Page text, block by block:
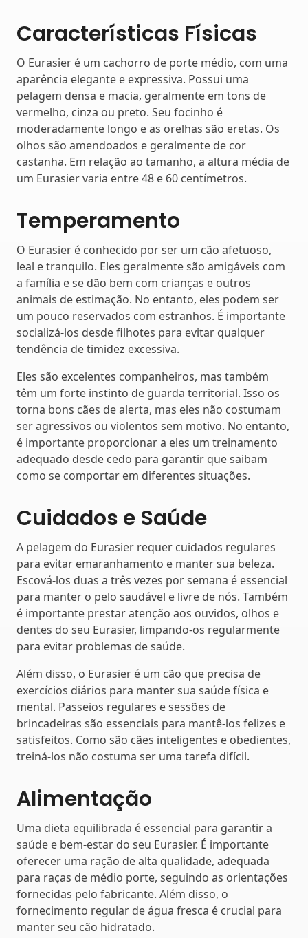
Características Físicas
O Eurasier é um cachorro de porte médio, com uma
aparência elegante e expressiva. Possui uma
pelagem densa e macia, geralmente em tons de
vermelho, cinza ou preto. Seu focinho é
moderadamente longo e as orelhas são eretas. Os
olhos são amendoados e geralmente de cor
castanha. Em relação ao tamanho, a altura média de
um Eurasier varia entre 48 e 60 centímetros.
Temperamento
O Eurasier é conhecido por ser um cão afetuoso,
leal e tranquilo. Eles geralmente são amigáveis ​​com
a família e se dão bem com crianças e outros
animais de estimação. No entanto, eles podem ser
um pouco reservados com estranhos. É importante
socializá-los desde filhotes para evitar qualquer
tendência de timidez excessiva.
Eles são excelentes companheiros, mas também
têm um forte instinto de guarda territorial. Isso os
torna bons cães de alerta, mas eles não costumam
ser agressivos ou violentos sem motivo. No entanto,
é importante proporcionar a eles um treinamento
adequado desde cedo para garantir que saibam
como se comportar em diferentes situações.
Cuidados e Saúde
A pelagem do Eurasier requer cuidados regulares
para evitar emaranhamento e manter sua beleza.
Escová-los duas a três vezes por semana é essencial
para manter o pelo saudável e livre de nós. Também
é importante prestar atenção aos ouvidos, olhos e
dentes do seu Eurasier, limpando-os regularmente
para evitar problemas de saúde.
Além disso, o Eurasier é um cão que precisa de
exercícios diários para manter sua saúde física e
mental. Passeios regulares e sessões de
brincadeiras são essenciais para mantê-los felizes e
satisfeitos. Como são cães inteligentes e obedientes,
treiná-los não costuma ser uma tarefa difícil.
Alimentação
Uma dieta equilibrada é essencial para garantir a
saúde e bem-estar do seu Eurasier. É importante
oferecer uma ração de alta qualidade, adequada
para raças de médio porte, seguindo as orientações
fornecidas pelo fabricante. Além disso, o
fornecimento regular de água fresca é crucial para
manter seu cão hidratado.